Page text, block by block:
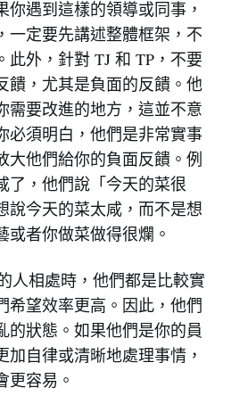
你遇到這樣的領導或同事，
一定要先講述整體框架，不
此外，針對 TJ 和 TP，不要
饋，尤其是負面的反饋。他
需要改進的地方，這並不意
必須明白，他們是非常實事
大他們給你的負面反饋。例
了，他們說「今天的菜很
說今天的菜太咸，而不是想
者你做菜做得很爛。
人相處時，他們都是比較實
希望效率更高。因此，他們
的狀態。如果他們是你的員
加自律或清晰地處理事情，
更容易。